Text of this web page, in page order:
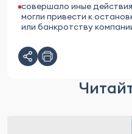
совершало иные
могли привести к
или банкротству